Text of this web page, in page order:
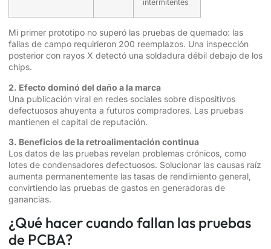
intermitentes
Mi primer prototipo no superó las pruebas de quemado: las
fallas de campo requirieron 200 reemplazos. Una inspección
posterior con rayos X detectó una soldadura débil debajo de los
chips.
2. Efecto dominó del daño a la marca
Una publicación viral en redes sociales sobre dispositivos
defectuosos ahuyenta a futuros compradores. Las pruebas
mantienen el capital de reputación.
3. Beneficios de la retroalimentación continua
Los datos de las pruebas revelan problemas crónicos, como
lotes de condensadores defectuosos. Solucionar las causas raíz
aumenta permanentemente las tasas de rendimiento general,
convirtiendo las pruebas de gastos en generadoras de
ganancias.
¿Qué hacer cuando fallan las pruebas
de PCBA?